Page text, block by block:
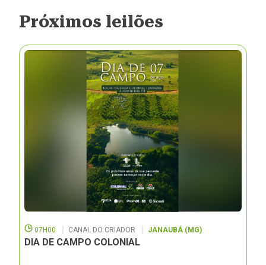
Próximos leilões
07H00 CANAL DO CRIADOR JANAUBÁ (MG)
DIA DE CAMPO COLONIAL